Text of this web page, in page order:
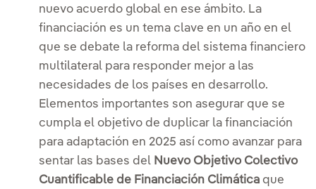
nuevo acuerdo global en ese ámbito. La
financiación es un tema clave en un año en el
que se debate la reforma del sistema financiero
multilateral para responder mejor a las
necesidades de los países en desarrollo.
Elementos importantes son asegurar que se
cumpla el objetivo de duplicar la financiación
para adaptación en 2025 así como avanzar para
sentar las bases del Nuevo Objetivo Colectivo
Cuantificable de Financiación Climática que